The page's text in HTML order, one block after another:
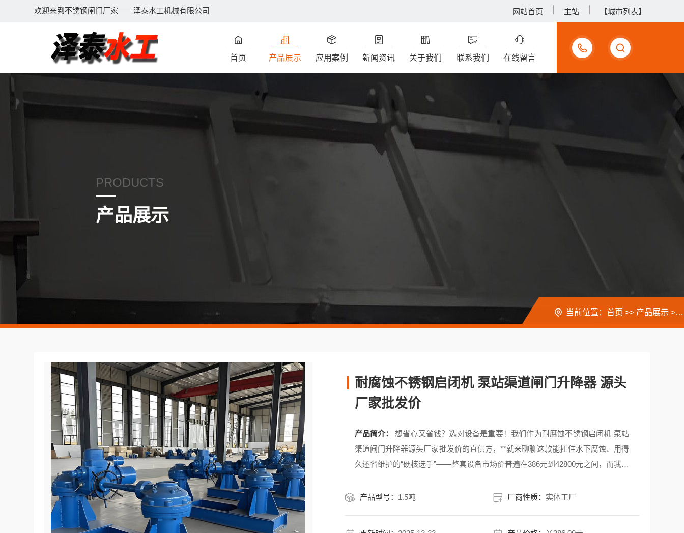
欢迎来到不锈钢闸门厂家——泽泰水工机械有限公司 网站首页 主站 【城市列表】
17733990375
首页 产品展示 应用案例 新闻资讯 关于我们 联系我们 在线留言
PRODUCTS
产品展示
当前位置：首页 >> 产品展示 >>
耐腐蚀不锈钢启闭机 泵站渠道闸门升降器 源头
厂家批发价
产品简介：
想省心又省钱？选对设备是重要！我们作为耐腐蚀不锈钢启闭机 泵站
渠道闸门升降器源头厂家批发价的直供方，**就来聊聊这款能扛住水下腐蚀、用得
久还省维护的“硬核选手”——整套设备市场价普遍在386元到42800元之间，而我们
用于泵站、渠道
产品型号： 1.5吨 厂商性质： 实体工厂